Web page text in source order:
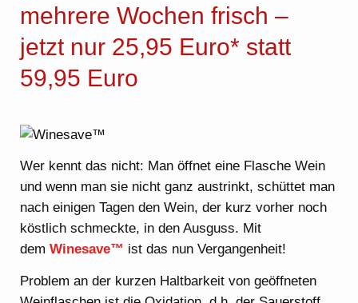
mehrere Wochen frisch –
jetzt nur 25,95 Euro* statt
59,95 Euro
Wer kennt das nicht: Man öffnet eine Flasche Wein
und wenn man sie nicht ganz austrinkt, schüttet man
nach einigen Tagen den Wein, der kurz vorher noch
köstlich schmeckte, in den Ausguss. Mit
demWinesave™ ist das nun Vergangenheit!
Problem an der kurzen Haltbarkeit von geöffneten